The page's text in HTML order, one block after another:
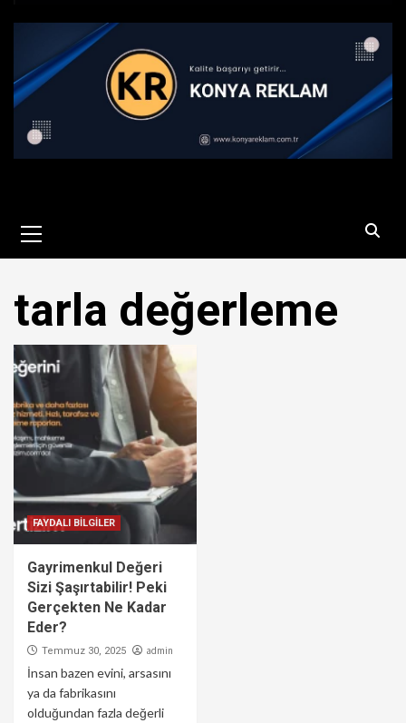
Menu
tarla değerleme
FAYDALI BİLGİLER
Gayrimenkul Değeri
Sizi Şaşırtabilir! Peki
Gerçekten Ne Kadar
Eder?
Temmuz 30, 2025 admin
İnsan bazen evini, arsasını
ya da fabrikasını
olduğundan fazla değerli